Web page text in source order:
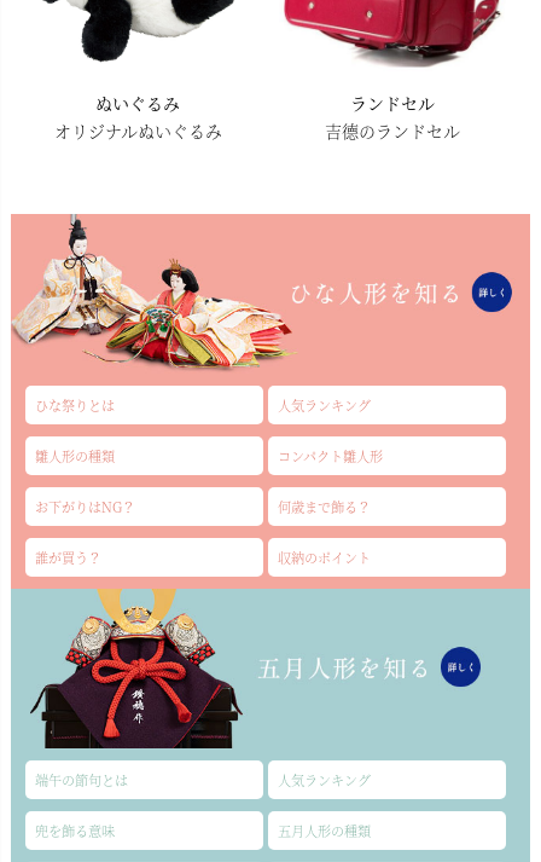
ぬいぐるみ
オリジナルぬいぐるみ
ランドセル
吉德のランドセル
ひな祭りとは 人気ランキング
雛人形の種類 コンパクト雛人形
お下がりはNG？ 何歳まで飾る？
誰が買う？ 収納のポイント
端午の節句とは 人気ランキング
兜を飾る意味 五月人形の種類